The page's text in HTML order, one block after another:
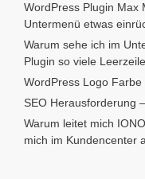
WordPress Plugin Max
Untermenü etwas
Warum sehe ich im
Plugin so viele
WordPress Logo Farbe
SEO Herausforderung
Warum leitet mich
mich im Kundencenter